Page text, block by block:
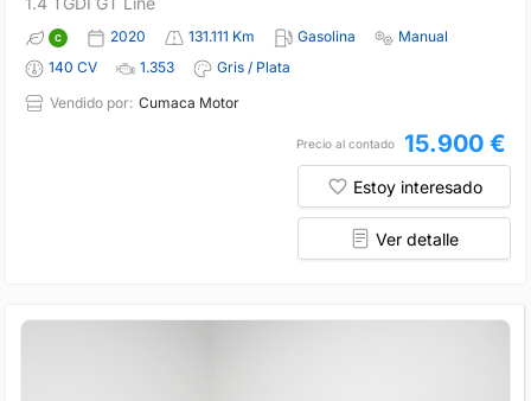
2020 131.111 Km Gasolina
Manual
140 CV
1.353
Gris / Plata
Vendido por: Cumaca Motor
Precio al contado 15.900 €
Estoy interesado
Ver detalle